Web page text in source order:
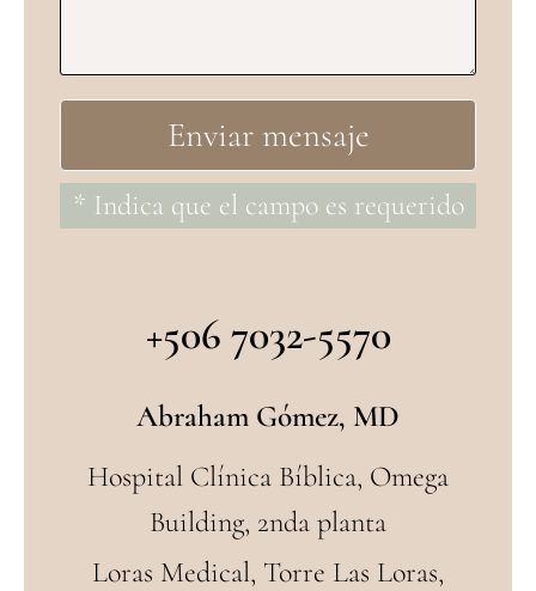
* Indica que el campo es requerido
+506 7032-5570
Abraham Gómez, MD
Hospital Clínica Bíblica, Omega
Building, 2nda planta
Loras Medical, Torre Las Loras,